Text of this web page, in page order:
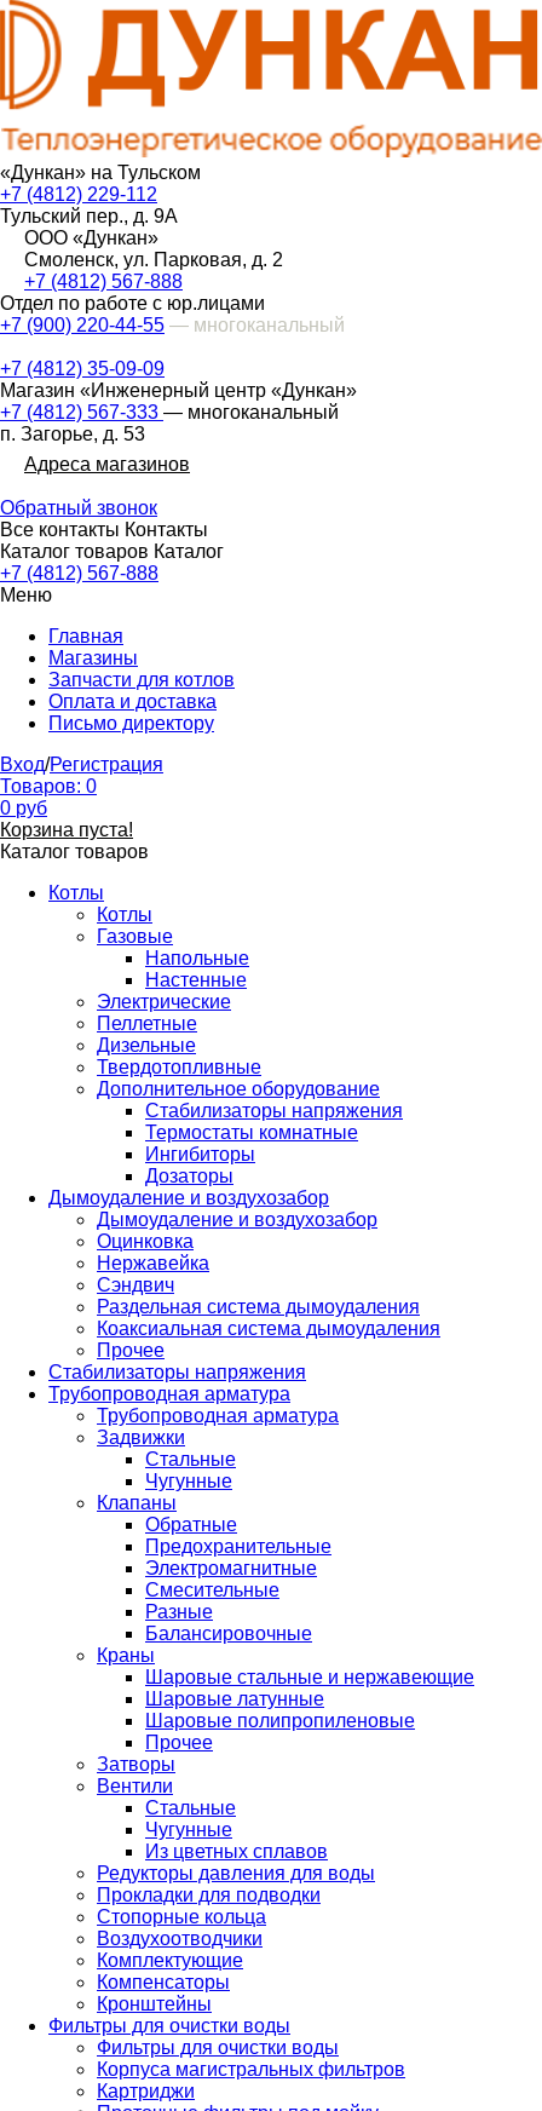
«Дункан» на Тульском
+7 (4812) 229-112
Тульский пер., д. 9А
ООО «Дункан»
Смоленск, ул. Парковая, д. 2
+7 (4812) 567-888
Отдел по работе с юр.лицами
+7 (900) 220-44-55 — многоканальный
+7 (4812) 35-09-09
Магазин «Инженерный центр «Дункан»
+7 (4812) 567-333 — многоканальный
п. Загорье, д. 53
Адреса магазинов
Обратный звонок
Все контакты Контакты
Каталог товаров Каталог
+7 (4812) 567-888
Меню
Главная
Магазины
Запчасти для котлов
Оплата и доставка
Письмо директору
Вход/Регистрация
Товаров: 0
0 руб
Корзина пуста!
Каталог товаров
Котлы
Котлы
Газовые
Напольные
Настенные
Электрические
Пеллетные
Дизельные
Твердотопливные
Дополнительное оборудование
Стабилизаторы напряжения
Термостаты комнатные
Ингибиторы
Дозаторы
Дымоудаление и воздухозабор
Дымоудаление и воздухозабор
Оцинковка
Нержавейка
Сэндвич
Раздельная система дымоудаления
Коаксиальная система дымоудаления
Прочее
Стабилизаторы напряжения
Трубопроводная арматура
Трубопроводная арматура
Задвижки
Стальные
Чугунные
Клапаны
Обратные
Предохранительные
Электромагнитные
Смесительные
Разные
Балансировочные
Краны
Шаровые стальные и нержавеющие
Шаровые латунные
Шаровые полипропиленовые
Прочее
Затворы
Вентили
Стальные
Чугунные
Из цветных сплавов
Редукторы давления для воды
Прокладки для подводки
Стопорные кольца
Воздухоотводчики
Комплектующие
Компенсаторы
Кронштейны
Фильтры для очистки воды
Фильтры для очистки воды
Корпуса магистральных фильтров
Картриджи